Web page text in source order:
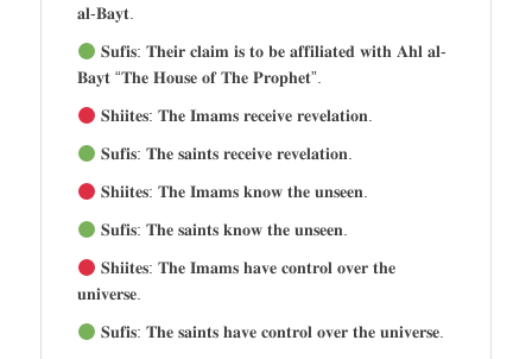
𝐚𝐥-𝐁𝐚𝐲𝐭.
𝐒𝐮𝐟𝐢𝐬: 𝐓𝐡𝐞𝐢𝐫 𝐜𝐥𝐚𝐢𝐦 𝐢𝐬 𝐭𝐨 𝐛𝐞 𝐚𝐟𝐟𝐢𝐥𝐢𝐚𝐭𝐞𝐝 𝐰𝐢𝐭𝐡 𝐀𝐡𝐥 𝐚𝐥-
𝐁𝐚𝐲𝐭 “𝐓𝐡𝐞 𝐇𝐨𝐮𝐬𝐞 𝐨𝐟 𝐓𝐡𝐞 𝐏𝐫𝐨𝐩𝐡𝐞𝐭”.
𝐒𝐡𝐢𝐢𝐭𝐞𝐬: 𝐓𝐡𝐞 𝐈𝐦𝐚𝐦𝐬 𝐫𝐞𝐜𝐞𝐢𝐯𝐞 𝐫𝐞𝐯𝐞𝐥𝐚𝐭𝐢𝐨𝐧.
𝐒𝐮𝐟𝐢𝐬: 𝐓𝐡𝐞 𝐬𝐚𝐢𝐧𝐭𝐬 𝐫𝐞𝐜𝐞𝐢𝐯𝐞 𝐫𝐞𝐯𝐞𝐥𝐚𝐭𝐢𝐨𝐧.
𝐒𝐡𝐢𝐢𝐭𝐞𝐬: 𝐓𝐡𝐞 𝐈𝐦𝐚𝐦𝐬 𝐤𝐧𝐨𝐰 𝐭𝐡𝐞 𝐮𝐧𝐬𝐞𝐞𝐧.
𝐒𝐮𝐟𝐢𝐬: 𝐓𝐡𝐞 𝐬𝐚𝐢𝐧𝐭𝐬 𝐤𝐧𝐨𝐰 𝐭𝐡𝐞 𝐮𝐧𝐬𝐞𝐞𝐧.
𝐒𝐡𝐢𝐢𝐭𝐞𝐬: 𝐓𝐡𝐞 𝐈𝐦𝐚𝐦𝐬 𝐡𝐚𝐯𝐞 𝐜𝐨𝐧𝐭𝐫𝐨𝐥 𝐨𝐯𝐞𝐫 𝐭𝐡𝐞
𝐮𝐧𝐢𝐯𝐞𝐫𝐬𝐞.
𝐒𝐮𝐟𝐢𝐬: 𝐓𝐡𝐞 𝐬𝐚𝐢𝐧𝐭𝐬 𝐡𝐚𝐯𝐞 𝐜𝐨𝐧𝐭𝐫𝐨𝐥 𝐨𝐯𝐞𝐫 𝐭𝐡𝐞 𝐮𝐧𝐢𝐯𝐞𝐫𝐬𝐞.